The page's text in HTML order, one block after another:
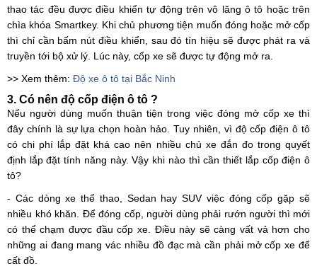
thao tác đều được điều khiển tự động trên vô lăng ô tô hoặc trên
chìa khóa Smartkey. Khi chủ phương tiện muốn đóng hoặc mở cốp
thì chỉ cần bấm nút điều khiển, sau đó tín hiệu sẽ được phát ra và
truyền tới bộ xử lý. Lúc này, cốp xe sẽ được tự động mở ra.
>> Xem thêm: Độ xe ô tô tại Bắc Ninh
3. Có nên độ cốp điện ô tô ?
Nếu người dùng muốn thuận tiện trong việc đóng mở cốp xe thì
đây chính là sự lựa chọn hoàn hảo. Tuy nhiên, vì độ cốp điện ô tô
có chi phí lắp đặt khá cao nên nhiều chủ xe đắn đo trong quyết
định lắp đặt tính năng này. Vậy khi nào thì cần thiết lắp cốp điện ô
tô?
- Các dòng xe thể thao, Sedan hay SUV việc đóng cốp gặp sẽ
nhiều khó khăn. Để đóng cốp, người dùng phải rướn người thì mới
có thể chạm được đầu cốp xe. Điều này sẽ càng vất vả hơn cho
những ai đang mang vác nhiều đồ đạc mà cần phải mở cốp xe để
cất đồ.